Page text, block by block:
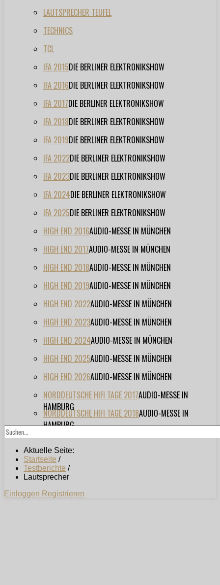
LAUTSPRECHER TEUFEL
TECHNICS
TCL
IFA 2015DIE BERLINER ELEKTRONIKSHOW
IFA 2016DIE BERLINER ELEKTRONIKSHOW
IFA 2017DIE BERLINER ELEKTRONIKSHOW
IFA 2018DIE BERLINER ELEKTRONIKSHOW
IFA 2019DIE BERLINER ELEKTRONIKSHOW
IFA 2022DIE BERLINER ELEKTRONIKSHOW
IFA 2023DIE BERLINER ELEKTRONIKSHOW
IFA 2024DIE BERLINER ELEKTRONIKSHOW
IFA 2025DIE BERLINER ELEKTRONIKSHOW
HIGH END 2016AUDIO-MESSE IN MÜNCHEN
HIGH END 2017AUDIO-MESSE IN MÜNCHEN
HIGH END 2018AUDIO-MESSE IN MÜNCHEN
HIGH END 2019AUDIO-MESSE IN MÜNCHEN
HIGH END 2022AUDIO-MESSE IN MÜNCHEN
HIGH END 2023AUDIO-MESSE IN MÜNCHEN
HIGH END 2024AUDIO-MESSE IN MÜNCHEN
HIGH END 2025AUDIO-MESSE IN MÜNCHEN
HIGH END 2026AUDIO-MESSE IN MÜNCHEN
NORDDEUTSCHE HIFI TAGE 2017AUDIO-MESSE IN
HAMBURG
NORDDEUTSCHE HIFI TAGE 2018AUDIO-MESSE IN
HAMBURG
Aktuelle Seite:
Startseite /
Testberichte /
Lautsprecher
Einloggen Registrieren